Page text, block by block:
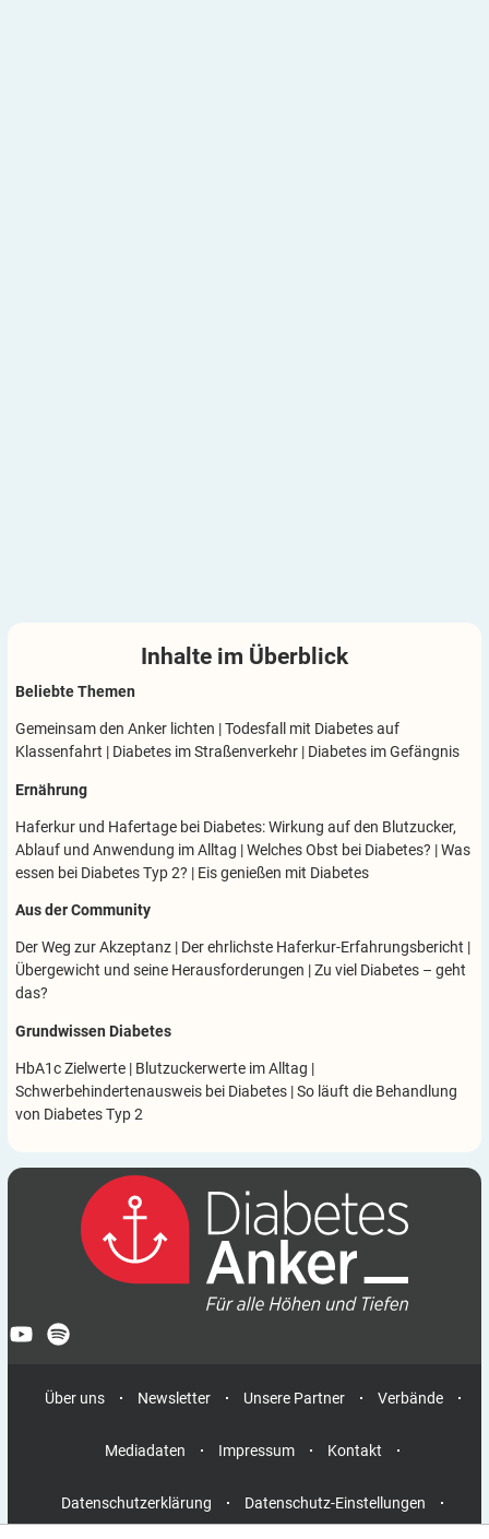
Inhalte im Überblick
Beliebte Themen
Gemeinsam den Anker lichten |Todesfall mit Diabetes auf
Klassenfahrt | Diabetes im Straßenverkehr | Diabetes im Gefängnis
Ernährung
Haferkur und Hafertage bei Diabetes: Wirkung auf den Blutzucker,
Ablauf und Anwendung im Alltag |Welches Obst bei Diabetes? |Was
essen bei Diabetes Typ 2? | Eis genießen mit Diabetes
Aus der Community
Der Weg zur Akzeptanz | Der ehrlichste Haferkur-Erfahrungsbericht |
Übergewicht und seine Herausforderungen |Zu viel Diabetes – geht
das?
Grundwissen Diabetes
HbA1c Zielwerte | Blutzuckerwerte im Alltag |
Schwerbehindertenausweis bei Diabetes |So läuft die Behandlung
von Diabetes Typ 2
Über uns Newsletter Unsere Partner Verbände
Mediadaten Impressum Kontakt
Datenschutzerklärung Datenschutz-Einstellungen